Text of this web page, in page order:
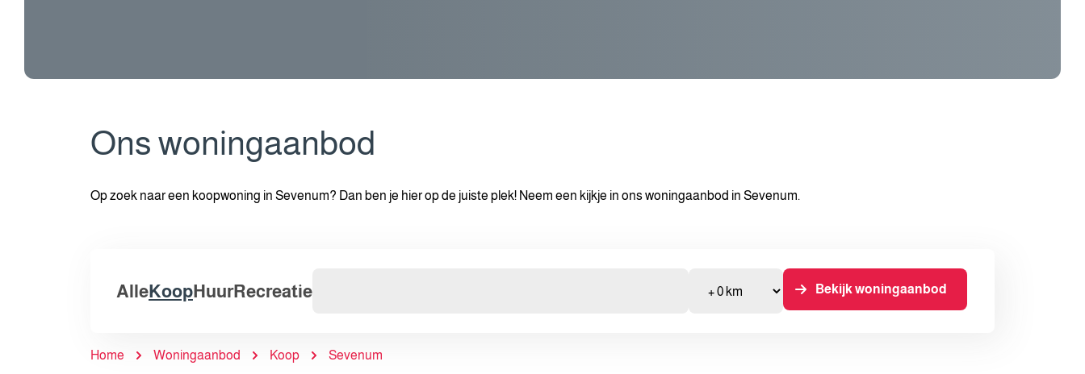
Ons woningaanbod
Op zoek naar een koopwoning in Sevenum? Dan ben je hier op de juiste plek! Neem een kijkje in ons woningaanbod in Sevenum.
AlleKoopHuurRecreatie Bekijk woningaanbod
Home Woningaanbod Koop Sevenum